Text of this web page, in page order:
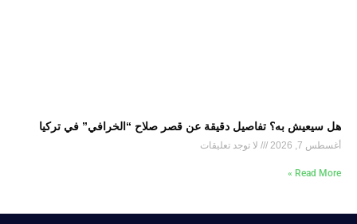
هل سيعيش به؟ تفاصيل دقيقة عن قصر صلاح “الخرافي” في تركيا
أغسطس 7, 2026 لا توجد تعليقات
Read More »